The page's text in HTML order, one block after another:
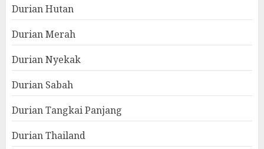
Durian Hutan
Durian Merah
Durian Nyekak
Durian Sabah
Durian Tangkai Panjang
Durian Thailand